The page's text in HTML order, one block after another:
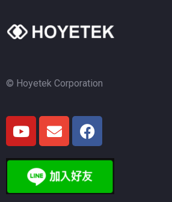
© Hoyetek Corporation